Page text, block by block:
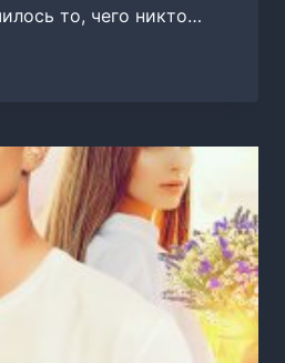
то, чего никто…